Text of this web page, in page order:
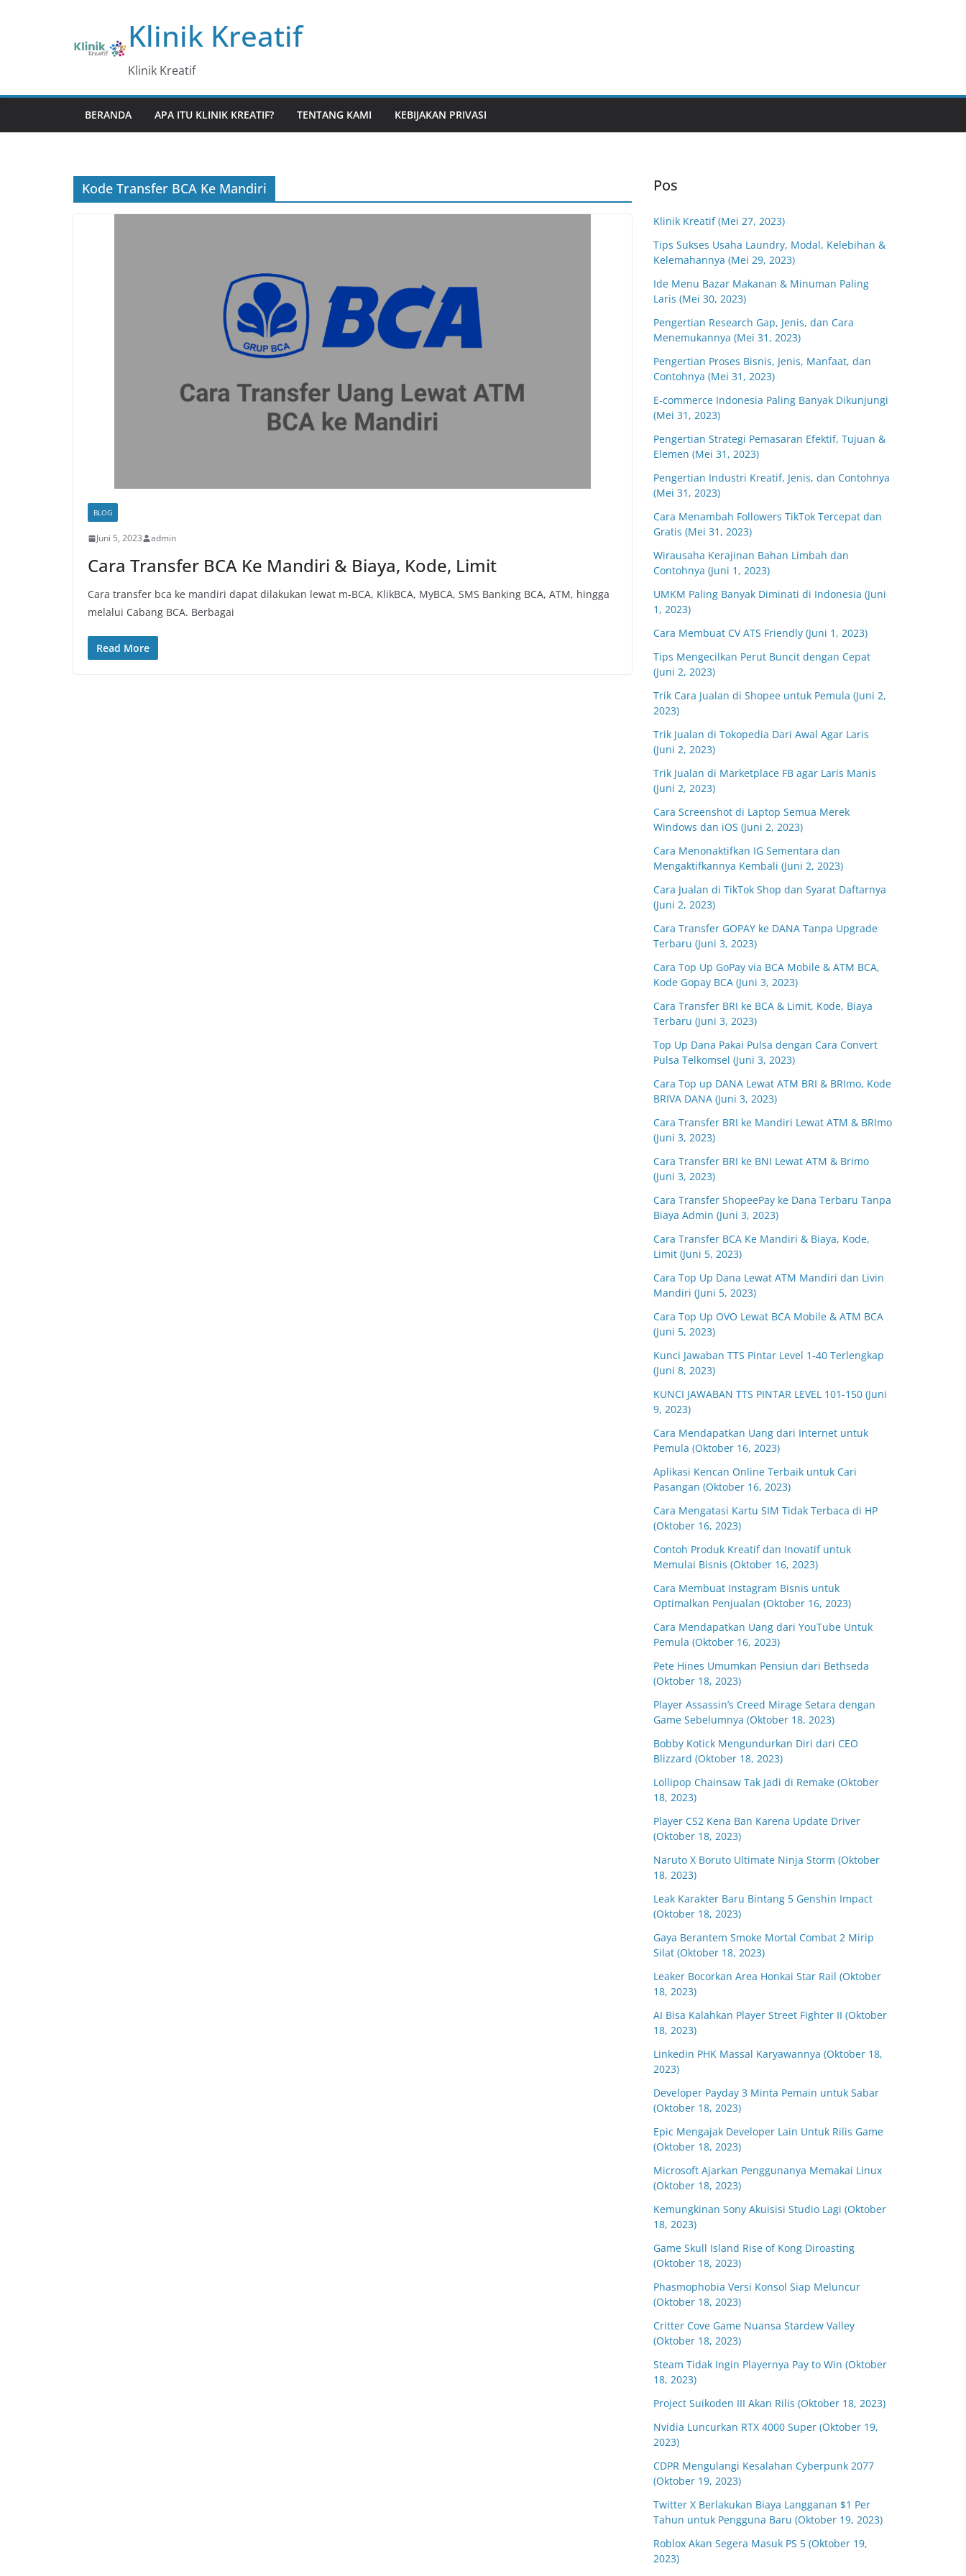
Klinik Kreatif
Klinik Kreatif
BERANDA APA ITU KLINIK KREATIF? TENTANG KAMI KEBIJAKAN PRIVASI
Kode Transfer BCA Ke Mandiri
BLOG
Juni 5, 2023 admin
Cara Transfer BCA Ke Mandiri & Biaya, Kode, Limit
Cara transfer bca ke mandiri dapat dilakukan lewat m-BCA, KlikBCA, MyBCA, SMS Banking BCA, ATM, hingga
melalui Cabang BCA. Berbagai
Read More
Pos
Klinik Kreatif (Mei 27, 2023)
Tips Sukses Usaha Laundry, Modal, Kelebihan &
Kelemahannya (Mei 29, 2023)
Ide Menu Bazar Makanan & Minuman Paling
Laris (Mei 30, 2023)
Pengertian Research Gap, Jenis, dan Cara
Menemukannya (Mei 31, 2023)
Pengertian Proses Bisnis, Jenis, Manfaat, dan
Contohnya (Mei 31, 2023)
E-commerce Indonesia Paling Banyak Dikunjungi
(Mei 31, 2023)
Pengertian Strategi Pemasaran Efektif, Tujuan &
Elemen (Mei 31, 2023)
Pengertian Industri Kreatif, Jenis, dan Contohnya
(Mei 31, 2023)
Cara Menambah Followers TikTok Tercepat dan
Gratis (Mei 31, 2023)
Wirausaha Kerajinan Bahan Limbah dan
Contohnya (Juni 1, 2023)
UMKM Paling Banyak Diminati di Indonesia (Juni
1, 2023)
Cara Membuat CV ATS Friendly (Juni 1, 2023)
Tips Mengecilkan Perut Buncit dengan Cepat
(Juni 2, 2023)
Trik Cara Jualan di Shopee untuk Pemula (Juni 2,
2023)
Trik Jualan di Tokopedia Dari Awal Agar Laris
(Juni 2, 2023)
Trik Jualan di Marketplace FB agar Laris Manis
(Juni 2, 2023)
Cara Screenshot di Laptop Semua Merek
Windows dan iOS (Juni 2, 2023)
Cara Menonaktifkan IG Sementara dan
Mengaktifkannya Kembali (Juni 2, 2023)
Cara Jualan di TikTok Shop dan Syarat Daftarnya
(Juni 2, 2023)
Cara Transfer GOPAY ke DANA Tanpa Upgrade
Terbaru (Juni 3, 2023)
Cara Top Up GoPay via BCA Mobile & ATM BCA,
Kode Gopay BCA (Juni 3, 2023)
Cara Transfer BRI ke BCA & Limit, Kode, Biaya
Terbaru (Juni 3, 2023)
Top Up Dana Pakai Pulsa dengan Cara Convert
Pulsa Telkomsel (Juni 3, 2023)
Cara Top up DANA Lewat ATM BRI & BRImo, Kode
BRIVA DANA (Juni 3, 2023)
Cara Transfer BRI ke Mandiri Lewat ATM & BRImo
(Juni 3, 2023)
Cara Transfer BRI ke BNI Lewat ATM & Brimo
(Juni 3, 2023)
Cara Transfer ShopeePay ke Dana Terbaru Tanpa
Biaya Admin (Juni 3, 2023)
Cara Transfer BCA Ke Mandiri & Biaya, Kode,
Limit (Juni 5, 2023)
Cara Top Up Dana Lewat ATM Mandiri dan Livin
Mandiri (Juni 5, 2023)
Cara Top Up OVO Lewat BCA Mobile & ATM BCA
(Juni 5, 2023)
Kunci Jawaban TTS Pintar Level 1-40 Terlengkap
(Juni 8, 2023)
KUNCI JAWABAN TTS PINTAR LEVEL 101-150 (Juni
9, 2023)
Cara Mendapatkan Uang dari Internet untuk
Pemula (Oktober 16, 2023)
Aplikasi Kencan Online Terbaik untuk Cari
Pasangan (Oktober 16, 2023)
Cara Mengatasi Kartu SIM Tidak Terbaca di HP
(Oktober 16, 2023)
Contoh Produk Kreatif dan Inovatif untuk
Memulai Bisnis (Oktober 16, 2023)
Cara Membuat Instagram Bisnis untuk
Optimalkan Penjualan (Oktober 16, 2023)
Cara Mendapatkan Uang dari YouTube Untuk
Pemula (Oktober 16, 2023)
Pete Hines Umumkan Pensiun dari Bethseda
(Oktober 18, 2023)
Player Assassin’s Creed Mirage Setara dengan
Game Sebelumnya (Oktober 18, 2023)
Bobby Kotick Mengundurkan Diri dari CEO
Blizzard (Oktober 18, 2023)
Lollipop Chainsaw Tak Jadi di Remake (Oktober
18, 2023)
Player CS2 Kena Ban Karena Update Driver
(Oktober 18, 2023)
Naruto X Boruto Ultimate Ninja Storm (Oktober
18, 2023)
Leak Karakter Baru Bintang 5 Genshin Impact
(Oktober 18, 2023)
Gaya Berantem Smoke Mortal Combat 2 Mirip
Silat (Oktober 18, 2023)
Leaker Bocorkan Area Honkai Star Rail (Oktober
18, 2023)
AI Bisa Kalahkan Player Street Fighter II (Oktober
18, 2023)
Linkedin PHK Massal Karyawannya (Oktober 18,
2023)
Developer Payday 3 Minta Pemain untuk Sabar
(Oktober 18, 2023)
Epic Mengajak Developer Lain Untuk Rilis Game
(Oktober 18, 2023)
Microsoft Ajarkan Penggunanya Memakai Linux
(Oktober 18, 2023)
Kemungkinan Sony Akuisisi Studio Lagi (Oktober
18, 2023)
Game Skull Island Rise of Kong Diroasting
(Oktober 18, 2023)
Phasmophobia Versi Konsol Siap Meluncur
(Oktober 18, 2023)
Critter Cove Game Nuansa Stardew Valley
(Oktober 18, 2023)
Steam Tidak Ingin Playernya Pay to Win (Oktober
18, 2023)
Project Suikoden III Akan Rilis (Oktober 18, 2023)
Nvidia Luncurkan RTX 4000 Super (Oktober 19,
2023)
CDPR Mengulangi Kesalahan Cyberpunk 2077
(Oktober 19, 2023)
Twitter X Berlakukan Biaya Langganan $1 Per
Tahun untuk Pengguna Baru (Oktober 19, 2023)
Roblox Akan Segera Masuk PS 5 (Oktober 19,
2023)